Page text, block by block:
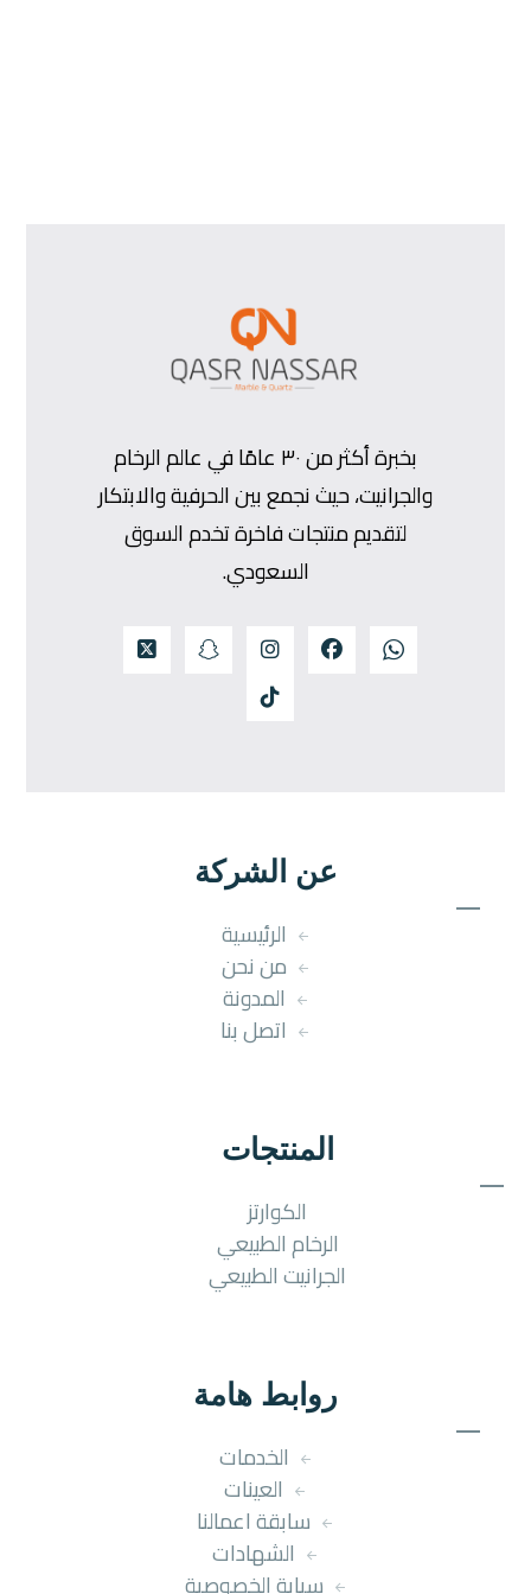
بخبرة أكثر من ٣٠ عامًا في عالم الرخام
والجرانيت، حيث نجمع بين الحرفية والابتكار
لتقديم منتجات فاخرة تخدم السوق
السعودي.
عن الشركة
الرئيسية
من نحن
المدونة
اتصل بنا
المنتجات
الكوارتز
الرخام الطبيعي
الجرانيت الطبيعي
روابط هامة
الخدمات
العينات
سابقة اعمالنا
الشهادات
سياية الخصوصية